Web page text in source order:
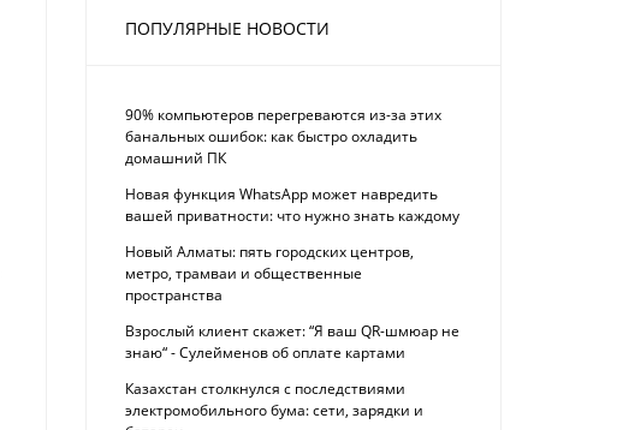
ПОПУЛЯРНЫЕ НОВОСТИ
90% компьютеров перегреваются из-за этих
банальных ошибок: как быстро охладить
домашний ПК
Новая функция WhatsApp может навредить
вашей приватности: что нужно знать каждому
Новый Алматы: пять городских центров,
метро, трамваи и общественные
пространства
Взрослый клиент скажет: “Я ваш QR-шмюар не
знаю“ - Сулейменов об оплате картами
Казахстан столкнулся с последствиями
электромобильного бума: сети, зарядки и